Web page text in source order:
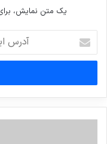
یک متن نمایش،
ایمیل
خود
وارد
کنید